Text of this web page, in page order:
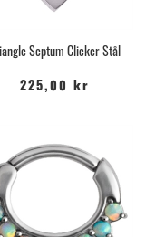
Septum Clicker Stål
225,00 kr